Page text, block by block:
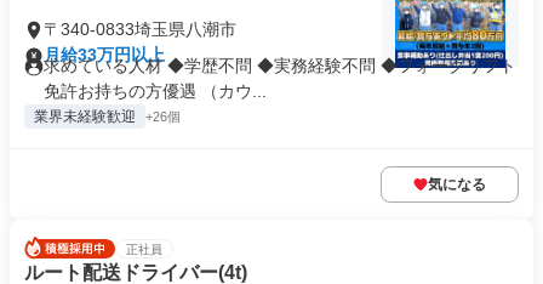
〒340-0833埼玉県八潮市
月給33万円以上
求めている人材 ◆学歴不問 ◆実務経験不問 ◆フォークリフト
免許お持ちの方優遇 （カウ...
業界未経験歓迎 +26個
気になる
正社員
ルート配送ドライバー(4t)